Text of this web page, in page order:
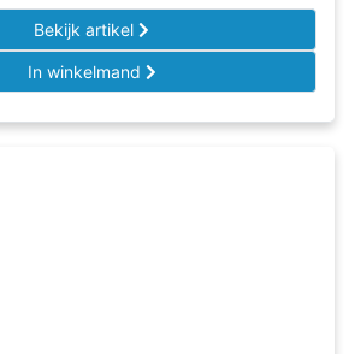
Bekijk artikel
In winkelmand